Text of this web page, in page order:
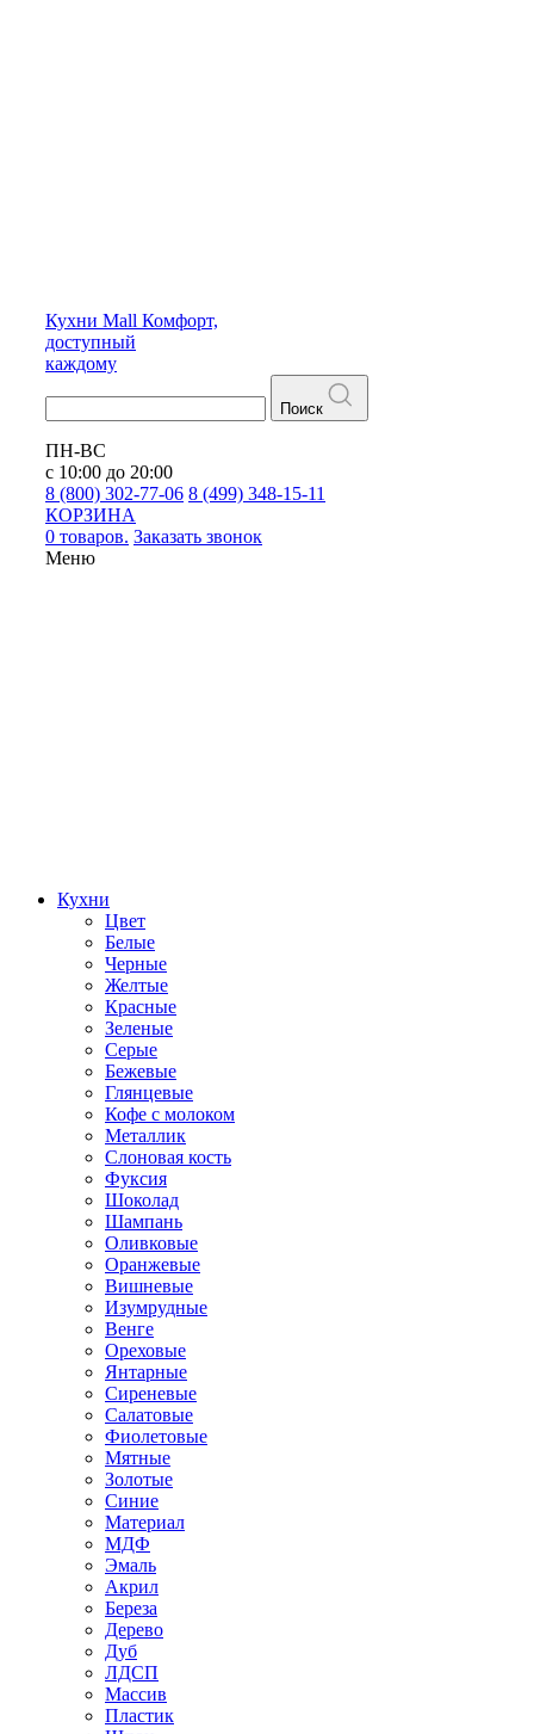
Кухни Mall Комфорт,
доступный
каждому
Поиск
ПН-ВС
с 10:00 до 20:00
8 (800) 302-77-06 8 (499) 348-15-11
КОРЗИНА
0 товаров. Заказать звонок
Меню
Кухни
Цвет
Белые
Черные
Желтые
Красные
Зеленые
Серые
Бежевые
Глянцевые
Кофе с молоком
Металлик
Слоновая кость
Фуксия
Шоколад
Шампань
Оливковые
Оранжевые
Вишневые
Изумрудные
Венге
Ореховые
Янтарные
Сиреневые
Салатовые
Фиолетовые
Мятные
Золотые
Синие
Материал
МДФ
Эмаль
Акрил
Береза
Дерево
Дуб
ЛДСП
Массив
Пластик